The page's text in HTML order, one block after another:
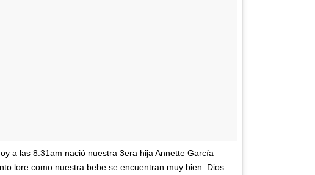
a las 8:31am nació nuestra 3era hija Annette García
lore como nuestra bebe se encuentran muy bien. Dios